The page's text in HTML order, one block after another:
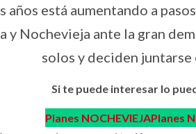
años está aumentando a
y Nochevieja ante la gran
solos y deciden juntarse
Si te puede interesar lo
Planes NOCHEVIEJAPlanes